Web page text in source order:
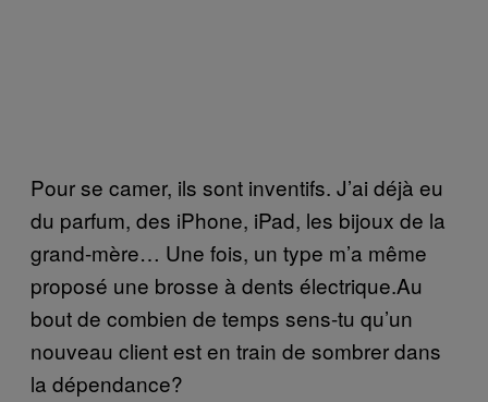
Pour se camer, ils sont inventifs. J’ai déjà eu
du parfum, des iPhone, iPad, les bijoux de la
grand-mère… Une fois, un type m’a même
proposé une brosse à dents électrique.Au
bout de combien de temps sens-tu qu’un
nouveau client est en train de sombrer dans
la dépendance?